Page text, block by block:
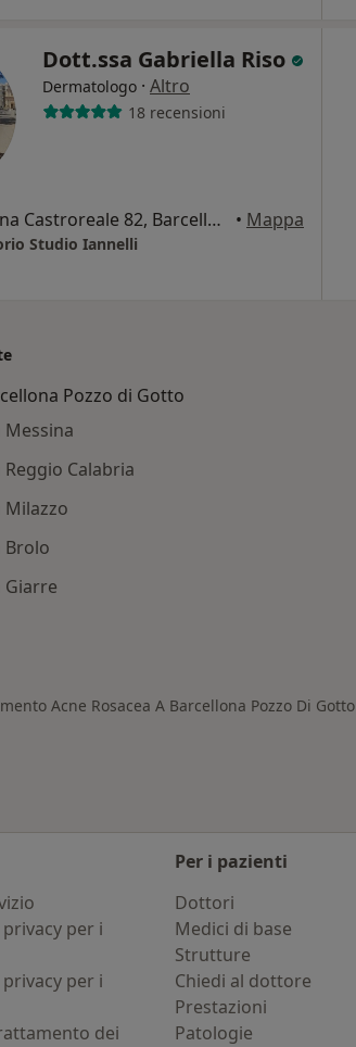
Dott.ssa Gabriella Riso
Dermatologo · Altro
18 recensioni
Via Barcellona Castroreale 82, Barcellona Pozzo di Gotto • Mappa
Studio Iannelli
Pozzo di Gotto
Messina
Calabria
Milazzo
Brolo
Giarre
Acne Rosacea A Barcellona Pozzo Di Gotto
per i
per i
dei
Per i pazienti
Dottori
Medici di base
Strutture
Chiedi al dottore
Prestazioni
Patologie